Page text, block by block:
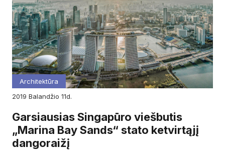
Architektūra
2019
balandžio 11d.
Garsiausias Singapūro viešbutis
„Marina Bay Sands“ stato ketvirtąjį
dangoraižį